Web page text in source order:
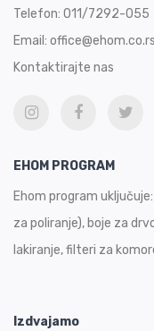
Telefon: 011/7292-055
Email: office@ehom.co.rs
Kontaktirajte nas
EHOM PROGRAM
Ehom program
za poliranje), boje za
lakiranje, filteri za
Izdvajamo